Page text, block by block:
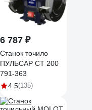
6 787 ₽
Станок точило
ПУЛЬСАР СТ 200
791-363
4.5(135)